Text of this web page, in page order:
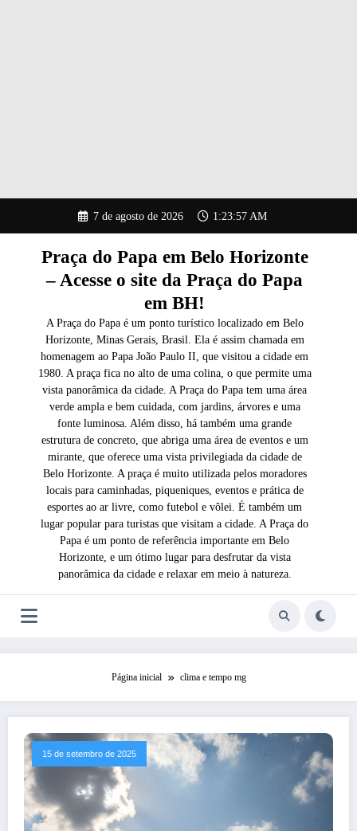
o
7 de agosto de 2026 1:23:58 AM
Praça do Papa em Belo Horizonte
– Acesse o site da Praça do Papa
em BH!
A Praça do Papa é um ponto turístico localizado em Belo
Horizonte, Minas Gerais, Brasil. Ela é assim chamada em
homenagem ao Papa João Paulo II, que visitou a cidade em
1980. A praça fica no alto de uma colina, o que permite uma
vista panorâmica da cidade. A Praça do Papa tem uma área
verde ampla e bem cuidada, com jardins, árvores e uma
fonte luminosa. Além disso, há também uma grande
estrutura de concreto, que abriga uma área de eventos e um
mirante, que oferece uma vista privilegiada da cidade de
Belo Horizonte. A praça é muito utilizada pelos moradores
locais para caminhadas, piqueniques, eventos e prática de
esportes ao ar livre, como futebol e vôlei. É também um
lugar popular para turistas que visitam a cidade. A Praça do
Papa é um ponto de referência importante em Belo
Horizonte, e um ótimo lugar para desfrutar da vista
panorâmica da cidade e relaxar em meio à natureza.
Página inicial clima e tempo mg
15 de setembro de 2025